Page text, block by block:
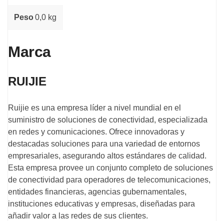
Peso0,0 kg
Marca
RUIJIE
Ruijie es una empresa líder a nivel mundial en el
suministro de soluciones de conectividad, especializada
en redes y comunicaciones. Ofrece innovadoras y
destacadas soluciones para una variedad de entornos
empresariales, asegurando altos estándares de calidad.
Esta empresa provee un conjunto completo de soluciones
de conectividad para operadores de telecomunicaciones,
entidades financieras, agencias gubernamentales,
instituciones educativas y empresas, diseñadas para
añadir valor a las redes de sus clientes.